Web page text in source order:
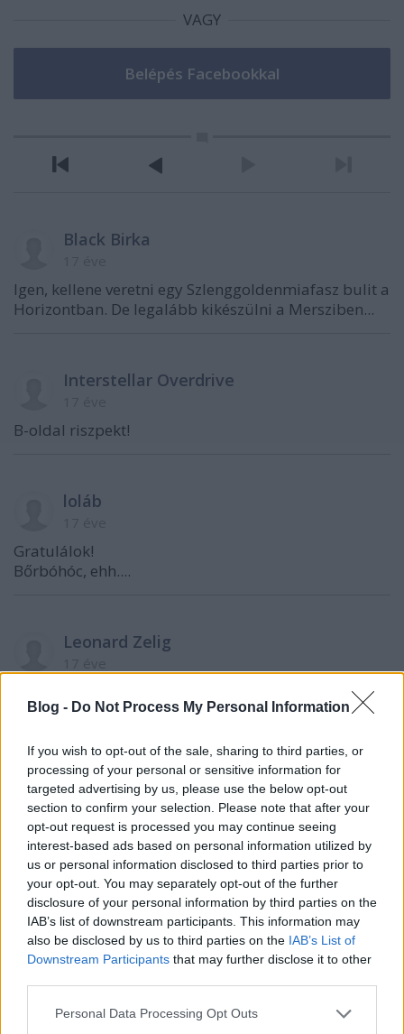
Blog - Do Not Process My Personal Information
If you wish to opt-out of the sale, sharing to third parties, or
processing of your personal or sensitive information for
targeted advertising by us, please use the below opt-out
section to confirm your selection. Please note that after your
opt-out request is processed you may continue seeing
interest-based ads based on personal information utilized by
us or personal information disclosed to third parties prior to
your opt-out. You may separately opt-out of the further
disclosure of your personal information by third parties on the
IAB’s list of downstream participants. This information may
also be disclosed by us to third parties on the IAB’s List of
Downstream Participants that may further disclose it to other
Please note that this website/app uses one or more Google
Personal Data Processing Opt Outs
VAGY
Black Birka
Igen, kellene veretni egy Szlenggoldenmiafasz bulit a
Horizontban. De legalább kikészülni a Mersziben...
Interstellar Overdrive
B-oldal riszpekt!
loláb
Gratulálok!
Bőrbóhóc, ehh....
Leonard Zelig
Dzsokijuing
17 éve
Ezt a kör Cs-vitamint én állom, tesókáim:)
Nyelvész Józsi
17 éve
Kösz mindenki mégegyszer! Nagyon nagyon
vagyunk, tesókáim! Elég ünnepi hangulatban
vagyok, lesz még itt, a blogon meglepetések
csapatása ezerrel, basszátok meg. :)